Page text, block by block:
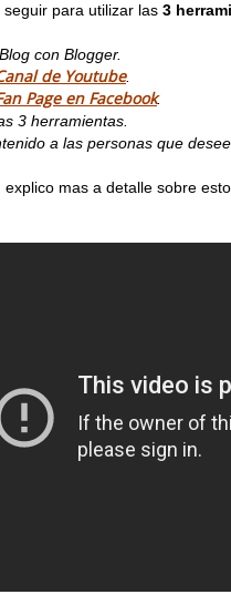
seguir para utilizar las 3
con Blogger.
de Youtube.
Page en Facebook.
3 herramientas.
a las personas que
, explico mas a detalle sobre